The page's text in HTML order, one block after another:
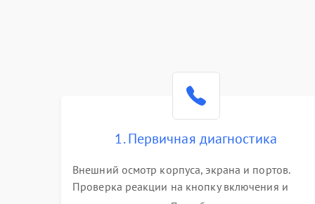
Система охлаждения
1. Первичная диагностика
Внешний осмотр корпуса, экрана и портов.
Проверка реакции на кнопку включения и